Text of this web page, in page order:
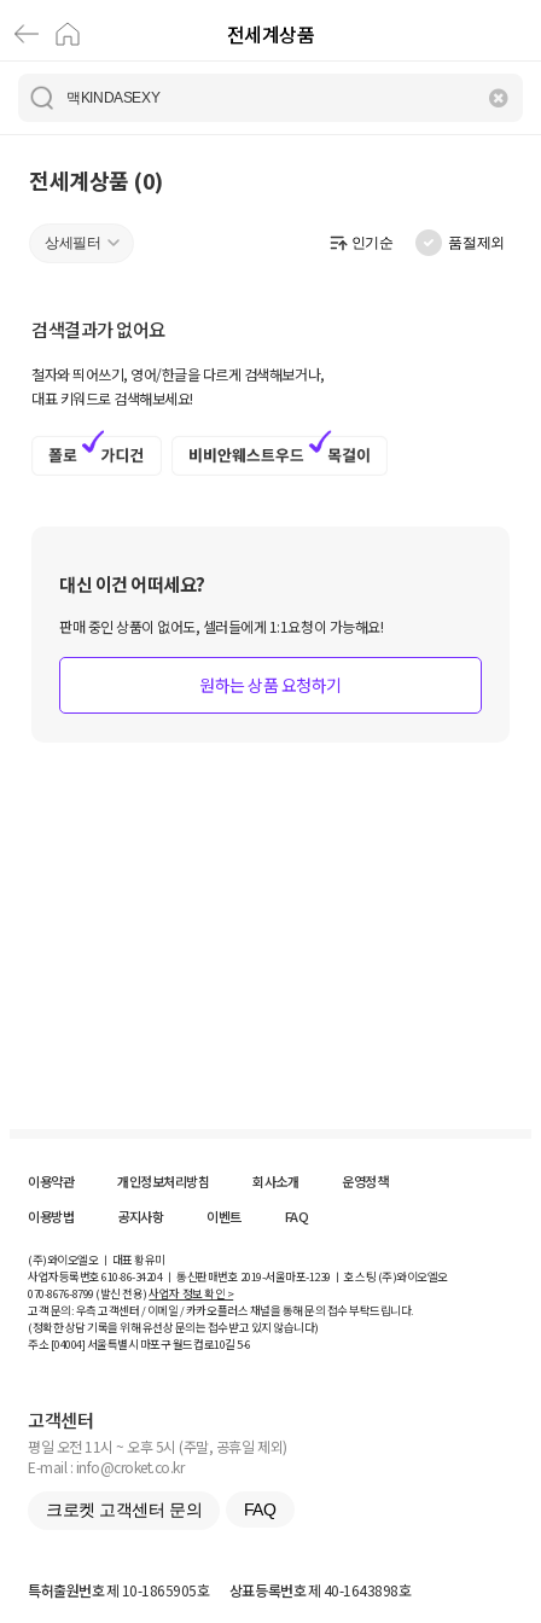
전
세
상
로
켓
전세계상품
전세계상품 (0)
상세필터 인기순 품절제외
검색결과가 없어요
철자와 띄어쓰기, 영어/한글을 다르게 검색해보거나,
대표 키워드로 검색해보세요!
대신 이건 어떠세요?
판매 중인 상품이 없어도, 셀러들에게 1:1요청이 가능해요!
원하는 상품 요청하기
이용약관 개인정보처리방침 회사소개
운영정책
이용방법
공지사항 이벤트 FAQ
(주)와이오엘오 ㅣ 대표 황유미
사업자등록번호610-86-34204ㅣ 통신판매번호 2019-서울마포-1239 ㅣ 호스팅 (주)와이오엘오
070-8676-8799 (발신 전용)사업자 정보 확인 >
고객 문의: 우측 고객센터 / 이메일 / 카카오플러스 채널을 통해 문의 접수 부탁드립니다.
(정확한 상담 기록을 위해 유선상 문의는 접수받고 있지 않습니다)
주소 [04004] 서울특별시 마포구 월드컵로10길5-6
고객센터
평일 오전 11시 ~ 오후 5시 (주말, 공휴일 제외)
E-mail : info@croket.co.kr
크로켓 고객센터 문의 FAQ
특허출원번호제 10-1865905호 상표등록번호제 40-1643898호